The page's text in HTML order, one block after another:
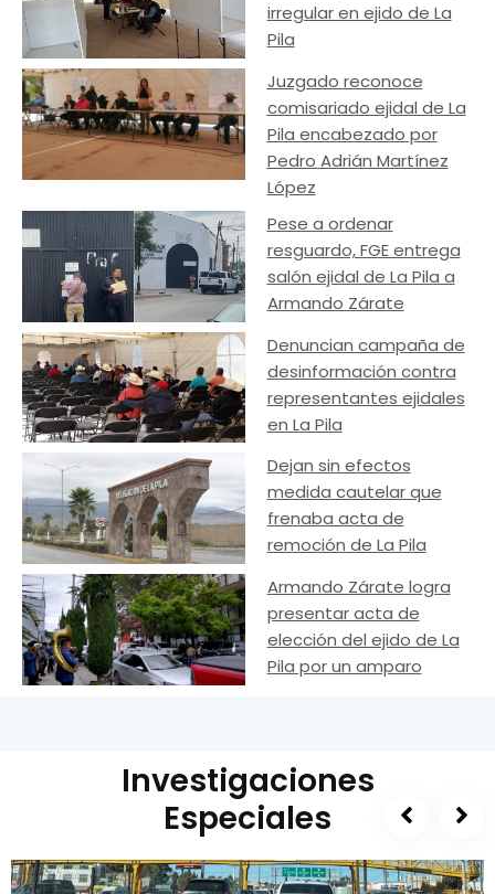
irregular en ejido de La
Pila
Juzgado reconoce
comisariado ejidal de La
Pila encabezado por
Pedro Adrián Martínez
López
Pese a ordenar
resguardo, FGE entrega
salón ejidal de La Pila a
Armando Zárate
Denuncian campaña de
desinformación contra
representantes ejidales
en La Pila
Dejan sin efectos
medida cautelar que
frenaba acta de
remoción de La Pila
Armando Zárate logra
presentar acta de
elección del ejido de La
Pila por un amparo
Investigaciones
Especiales